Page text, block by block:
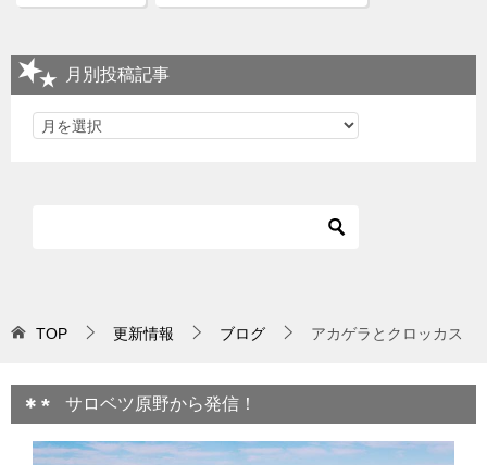
月別投稿記事
TOP 更新情報 ブログ アカゲラとクロッカス
サロベツ原野から発信！